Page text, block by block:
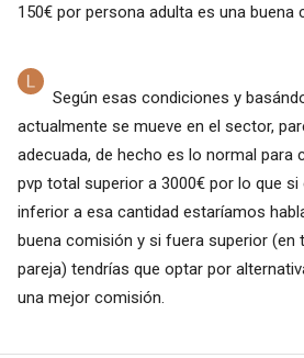
150€ por persona adulta es una buena
Según esas condiciones y
actualmente se mueve en el sector,
adecuada, de hecho es lo normal para
pvp total superior a 3000€ por lo que
inferior a esa cantidad estaríamos
buena comisión y si fuera superior (en
pareja) tendrías que optar por
una mejor comisión.